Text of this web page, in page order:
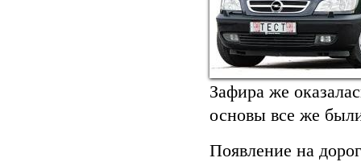
Зафира же
основы все же
Появление на